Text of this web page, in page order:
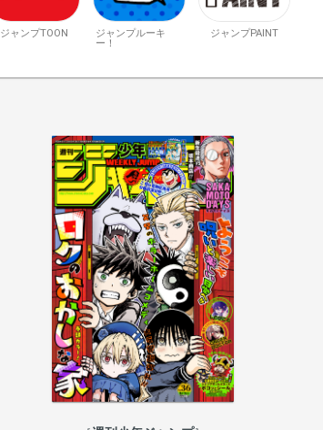
ジャンプTOON
ジャンプルーキ
ー！
ジャンプPAINT